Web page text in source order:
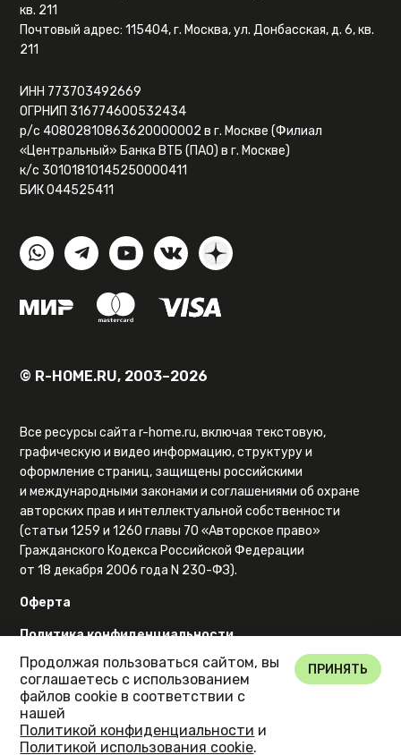
кв. 211
Почтовый адрес: 115404, г. Москва, ул. Донбасская, д. 6, кв.
211
ИНН 773703492669
ОГРНИП 316774600532434
р/с 40802810863620000002 в г. Москве (Филиал
«Центральный» Банка ВТБ (ПАО) в г. Москве)
к/с 30101810145250000411
БИК 044525411
© R-HOME.RU, 2003–2026
Все ресурсы сайта r-home.ru, включая текстовую,
графическую и видео информацию, структуру и
оформление страниц, защищены российскими
и международными законами и соглашениями об охране
авторских прав и интеллектуальной собственности
(статьи 1259 и 1260 главы 70 «Авторское право»
Гражданского Кодекса Российской Федерации
от 18 декабря 2006 года N 230-ФЗ).
Оферта
Политика конфиденциальности
Карта сайта
Продолжая пользоваться сайтом, вы
соглашаетесь с использованием
файлов cookie в соответствии с
нашей
Политикой конфиденциальности и
Политикой использования cookie.
ПРИНЯТЬ